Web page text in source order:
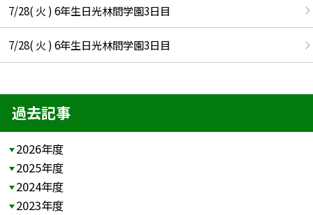
7/28( 火 ) 6年生日光林間学園3日目
7/28( 火 ) 6年生日光林間学園3日目
過去記事
2026年度
2025年度
2024年度
2023年度